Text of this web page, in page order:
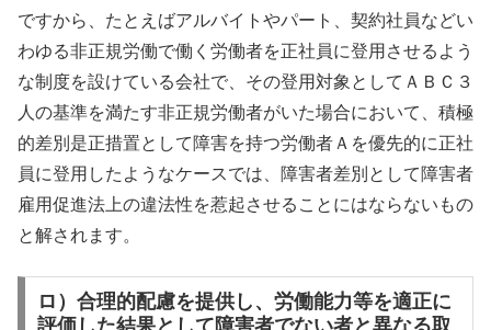
ですから、たとえばアルバイトやパート、契約社員などい
わゆる非正規労働で働く労働者を正社員に登用させるよう
な制度を設けている会社で、その登用対象としてＡＢＣ３
人の基準を満たす非正規労働者がいた場合において、積極
的差別是正措置として障害を持つ労働者Ａを優先的に正社
員に登用したようなケースでは、障害者差別として障害者
雇用促進法上の違法性を惹起させることにはならないもの
と解されます。
ロ）合理的配慮を提供し、労働能力等を適正に
評価した結果として障害者でない者と異なる取